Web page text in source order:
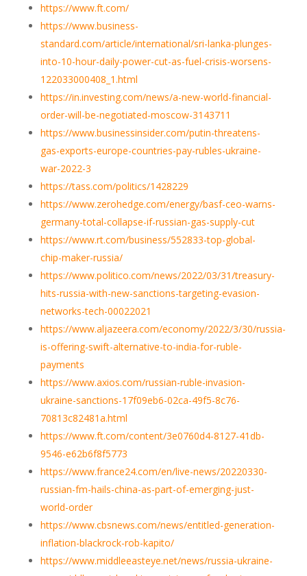
https://www.ft.com/
https://www.business-
standard.com/article/international/sri-lanka-plunges-
into-10-hour-daily-power-cut-as-fuel-crisis-worsens-
122033000408_1.html
https://in.investing.com/news/a-new-world-financial-
order-will-be-negotiated-moscow-3143711
https://www.businessinsider.com/putin-threatens-
gas-exports-europe-countries-pay-rubles-ukraine-
war-2022-3
https://tass.com/politics/1428229
https://www.zerohedge.com/energy/basf-ceo-warns-
germany-total-collapse-if-russian-gas-supply-cut
https://www.rt.com/business/552833-top-global-
chip-maker-russia/
https://www.politico.com/news/2022/03/31/treasury-
hits-russia-with-new-sanctions-targeting-evasion-
networks-tech-00022021
https://www.aljazeera.com/economy/2022/3/30/russia-
is-offering-swift-alternative-to-india-for-ruble-
payments
https://www.axios.com/russian-ruble-invasion-
ukraine-sanctions-17f09eb6-02ca-49f5-8c76-
70813c82481a.html
https://www.ft.com/content/3e0760d4-8127-41db-
9546-e62b6f8f5773
https://www.france24.com/en/live-news/20220330-
russian-fm-hails-china-as-part-of-emerging-just-
world-order
https://www.cbsnews.com/news/entitled-generation-
inflation-blackrock-rob-kapito/
https://www.middleeasteye.net/news/russia-ukraine-